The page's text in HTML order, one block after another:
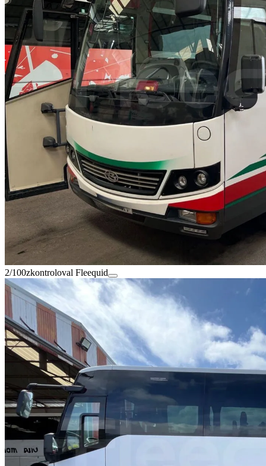
2/100zkontroloval Fleequid